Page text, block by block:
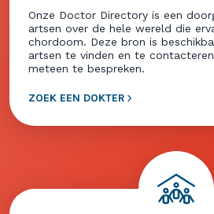
Onze Doctor Directory is een
artsen over de hele wereld die
chordoom. Deze bron is
artsen te vinden en te
meteen te bespreken.
ZOEK EEN DOKTER